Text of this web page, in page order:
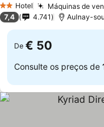
2 Estrelas
Hotel Máquinas de
7,4 4.741 Aulnay-
De € 50
Consulte os preços de